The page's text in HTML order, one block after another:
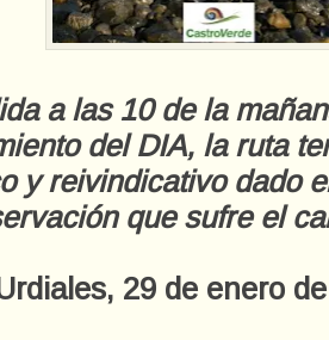
a las 10 de la
del DIA, la ruta
y reivindicativo dado
que sufre el
29 de enero